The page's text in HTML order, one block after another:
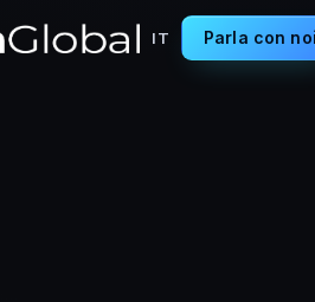
IT Parla con